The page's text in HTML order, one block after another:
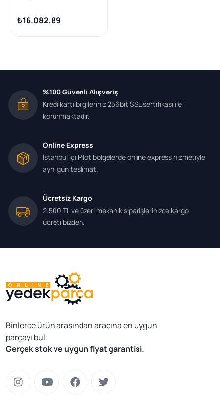
₺16.082,89
%100 Güvenli Alışveriş
Kredi kartı bilgileriniz 256bit SSL sertifikası ile
korunmaktadır.
Online Express
İstanbul içi Pilot bölgelerde online express hizmetiyle
aynı gün teslimat.
Ücretsiz Kargo
2.500 TL ve üzeri mekanik siparişlerinizde kargo
ücreti bizden.
Binlerce ürün arasından aracına en uygun
parçayı bul.
Gerçek stok ve uygun fiyat garantisi.